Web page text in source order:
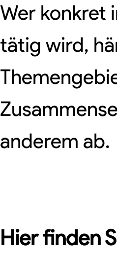
Wer konkret
tätig wird,
anderem ab.
Hier finden